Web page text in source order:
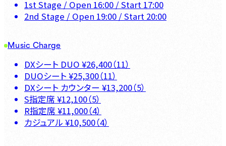
1st Stage / Open 16:00 / Start 17:00
2nd Stage / Open 19:00 / Start 20:00
Music Charge
DXシート DUO ¥26,400（11）
DUOシート ¥25,300（11）
DXシート カウンター ¥13,200（5）
S指定席 ¥12,100（5）
R指定席 ¥11,000（4）
カジュアル ¥10,500（4）